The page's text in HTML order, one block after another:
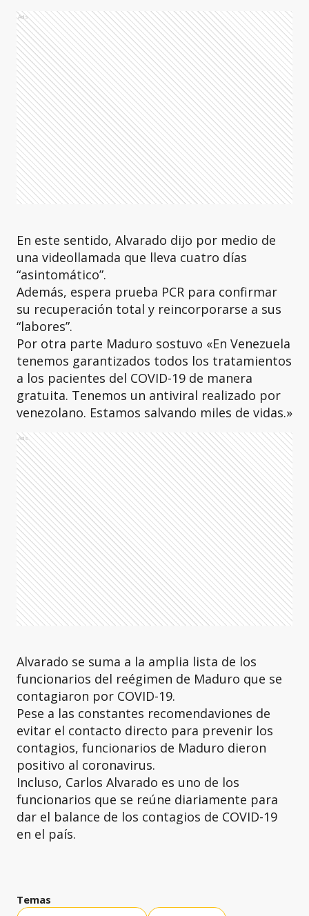
Ads
En este sentido, Alvarado dijo por medio de
una videollamada que lleva cuatro días
“asintomático”.
Además, espera prueba PCR para confirmar
su recuperación total y reincorporarse a sus
“labores”.
Por otra parte Maduro sostuvo «En Venezuela
tenemos garantizados todos los tratamientos
a los pacientes del COVID-19 de manera
gratuita. Tenemos un antiviral realizado por
venezolano. Estamos salvando miles de vidas.»
Ads
Alvarado se suma a la amplia lista de los
funcionarios del reégimen de Maduro que se
contagiaron por COVID-19.
Pese a las constantes recomendaviones de
evitar el contacto directo para prevenir los
contagios, funcionarios de Maduro dieron
positivo al coronavirus.
Incluso, Carlos Alvarado es uno de los
funcionarios que se reúne diariamente para
dar el balance de los contagios de COVID-19
en el país.
Temas